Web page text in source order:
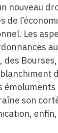
nouveau
de
Les
son